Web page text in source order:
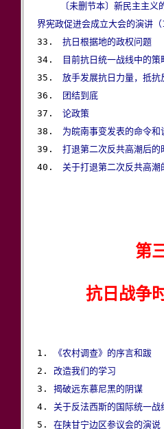
〔未删节本〕新民主主义
界宪政促进会成立大会的演讲（
33. 抗日根据地的政权问题
34.
目前抗日统一战线中的策
35. 放手发展抗日力量，抵抗
36.
团结到底
37. 论政策
38. 为皖南事变发表的命令和
39. 打退第二次反共高潮后的
40. 关于打退第二次反共高潮
第
抗日战争
1.
《农村调查》的序言和跋
2. 改造我们的学习
3. 揭破远东慕尼黑的阴谋
4. 关于反法西斯的国际统一战
5. 在陕甘宁边区参议会的演说